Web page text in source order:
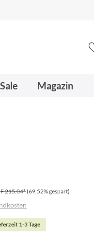
Sale Magazin
215.04*(69.52% gespart)
1-3 Tage